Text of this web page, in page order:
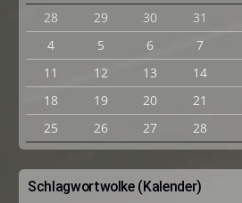
28 29 30 31
4
5 6 7
11
12 13 14
18
19 20 21
25
26 27 28
Schlagwortwolke (Kalender)